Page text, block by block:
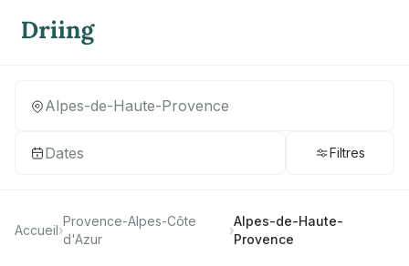
Dates Filtres
Accueil›
Provence-Alpes-Côte
d'Azur
›
Alpes-de-Haute-
Provence